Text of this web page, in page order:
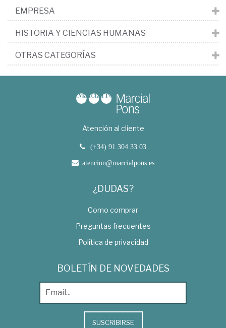
EMPRESA
HISTORIA Y CIENCIAS HUMANAS
OTRAS CATEGORÍAS
Atención al cliente
(+34) 91 304 33 03
atencion@marcialpons.es
¿DUDAS?
Como comprar
Preguntas frecuentes
Política de privacidad
BOLETÍN DE NOVEDADES
SUSCRIBIRSE